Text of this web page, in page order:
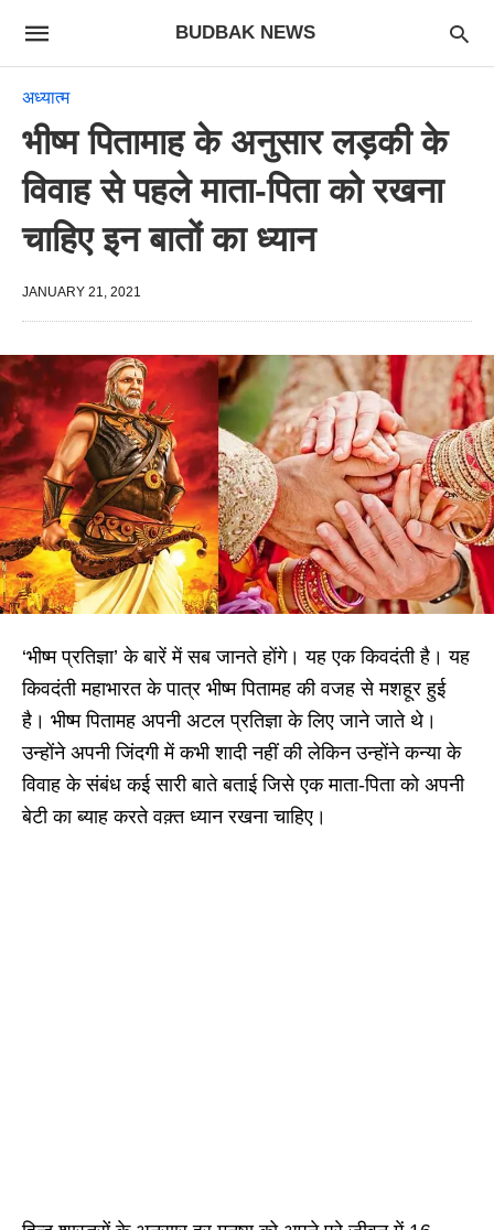
BUDBAK NEWS
अध्यात्म
भीष्म पितामाह के अनुसार लड़की के
विवाह से पहले माता-पिता को रखना
चाहिए इन बातों का ध्यान
JANUARY 21, 2021
‘भीष्म प्रतिज्ञा’ के बारें में सब जानते होंगे। यह एक किवदंती है। यह
किवदंती महाभारत के पात्र भीष्म पितामह की वजह से मशहूर हुई
है। भीष्म पितामह अपनी अटल प्रतिज्ञा के लिए जाने जाते थे।
उन्होंने अपनी जिंदगी में कभी शादी नहीं की लेकिन उन्होंने कन्या के
विवाह के संबंध कई सारी बाते बताई जिसे एक माता-पिता को अपनी
बेटी का ब्याह करते वक़्त ध्यान रखना चाहिए।